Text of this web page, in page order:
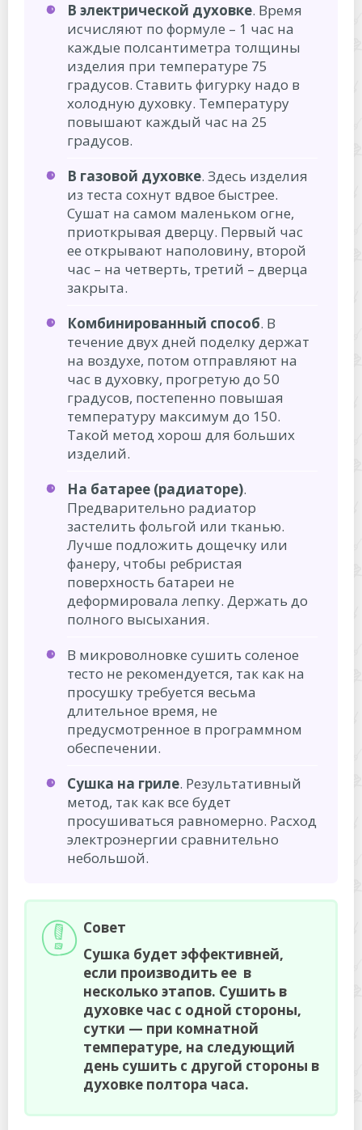
В электрической духовке. Время
исчисляют по формуле – 1 час на
каждые полсантиметра толщины
изделия при температуре 75
градусов. Ставить фигурку надо в
холодную духовку. Температуру
повышают каждый час на 25
градусов.
В газовой духовке. Здесь изделия
из теста сохнут вдвое быстрее.
Сушат на самом маленьком огне,
приоткрывая дверцу. Первый час
ее открывают наполовину, второй
час – на четверть, третий – дверца
закрыта.
Комбинированный способ. В
течение двух дней поделку держат
на воздухе, потом отправляют на
час в духовку, прогретую до 50
градусов, постепенно повышая
температуру максимум до 150.
Такой метод хорош для больших
изделий.
На батарее (радиаторе).
Предварительно радиатор
застелить фольгой или тканью.
Лучше подложить дощечку или
фанеру, чтобы ребристая
поверхность батареи не
деформировала лепку. Держать до
полного высыхания.
В микроволновке сушить соленое
тесто не рекомендуется, так как на
просушку требуется весьма
длительное время, не
предусмотренное в программном
обеспечении.
Сушка на гриле. Результативный
метод, так как все будет
просушиваться равномерно. Расход
электроэнергии сравнительно
небольшой.
Совет
Сушка будет эффективней,
если производить ее в
несколько этапов. Сушить в
духовке час с одной стороны,
сутки — при комнатной
температуре, на следующий
день сушить с другой стороны в
духовке полтора часа.